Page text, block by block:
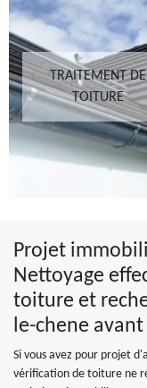
TRAITEMENT DE
TOITURE
Projet
Nettoyage
toiture et
le-chene
Si vous avez pour projet
vérification de toiture ne